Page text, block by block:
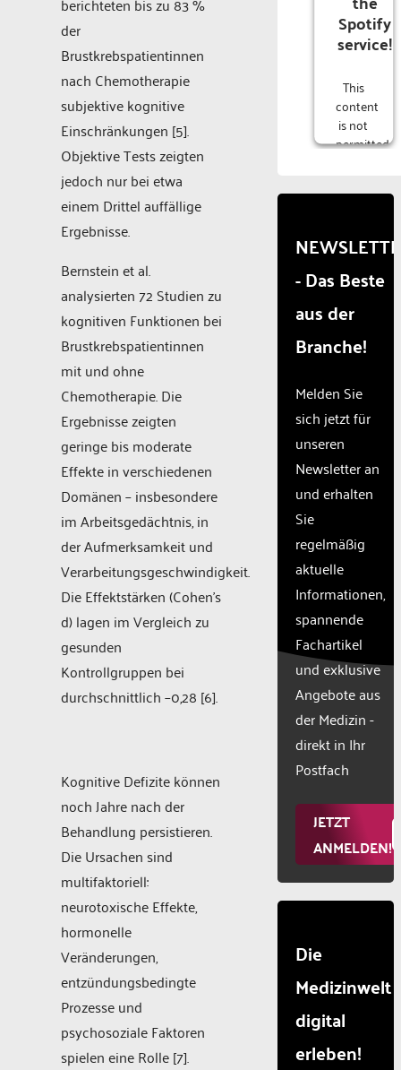
der
Brustkrebspatientinnen
nach Chemotherapie
subjektive kognitive
Einschränkungen [5].
Objektive Tests zeigten
jedoch nur bei etwa
einem Drittel auffällige
Ergebnisse.
Bernstein et al.
analysierten 72 Studien zu
kognitiven Funktionen bei
Brustkrebspatientinnen
mit und ohne
Chemotherapie. Die
Ergebnisse zeigten
geringe bis moderate
Effekte in verschiedenen
Domänen – insbesondere
im Arbeitsgedächtnis, in
der Aufmerksamkeit und
Verarbeitungsgeschwindigkeit.
Die Effektstärken (Cohen’s
d) lagen im Vergleich zu
gesunden
Kontrollgruppen bei
durchschnittlich –0,28 [6].
Kognitive Defizite können
noch Jahre nach der
Behandlung persistieren.
Die Ursachen sind
multifaktoriell:
neurotoxische Effekte,
hormonelle
Veränderungen,
entzündungsbedingte
Prozesse und
psychosoziale Faktoren
spielen eine Rolle [7].
Spotify
service!
This
content
is not
permitted
due to
that
are
not
disclosed
to the
The
owner
needs
to
setup
the
site
with
CMP
to add
content
to the
list of
used.
Powered
Consent
- Das Beste
aus der
Branche!
Melden Sie
sich jetzt für
unseren
Newsletter an
und erhalten
Sie
regelmäßig
aktuelle
Informationen,
spannende
Fachartikel
und exklusive
Angebote aus
der Medizin -
direkt in Ihr
Postfach
JETZT
ANMELDEN!
Die
Medizinwelt
digital
erleben!